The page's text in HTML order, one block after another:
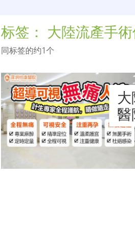
标签： 大陸流產手
同标签的约1个